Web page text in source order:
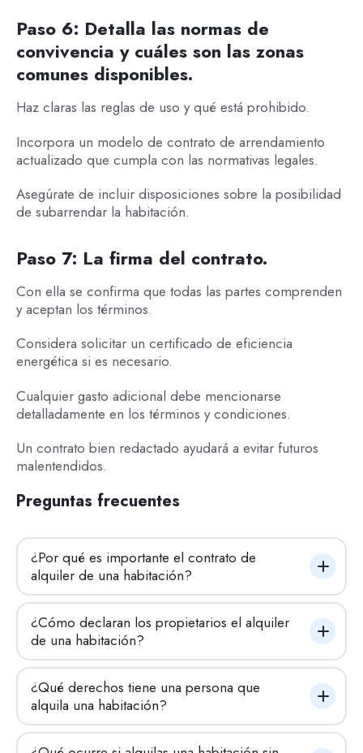
Paso 6: Detalla las normas de
convivencia y cuáles son las zonas
comunes disponibles.
Haz claras las reglas de uso y qué está prohibido.
Incorpora un modelo de contrato de arrendamiento
actualizado que cumpla con las normativas legales.
Asegúrate de incluir disposiciones sobre la posibilidad
de subarrendar la habitación.
Paso 7: La firma del contrato.
Con ella se confirma que todas las partes comprenden
y aceptan los términos.
Considera solicitar un certificado de eficiencia
energética si es necesario.
Cualquier gasto adicional debe mencionarse
detalladamente en los términos y condiciones.
Un contrato bien redactado ayudará a evitar futuros
malentendidos.
Preguntas frecuentes
¿Por qué es importante el contrato de
alquiler de una habitación?
¿Cómo declaran los propietarios el alquiler
de una habitación?
¿Qué derechos tiene una persona que
alquila una habitación?